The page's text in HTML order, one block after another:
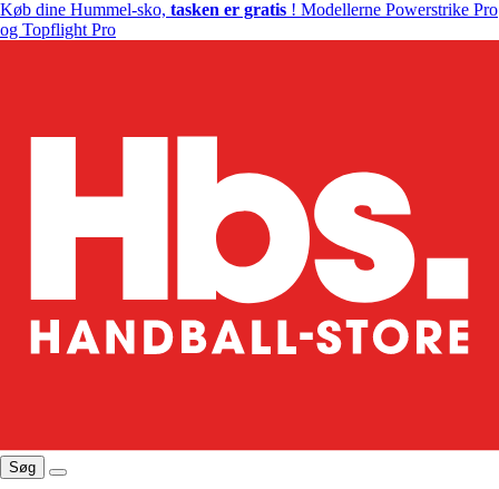
Køb dine Hummel-sko, tasken er gratis ! Modellerne Powerstrike Pro
og Topflight Pro
Søg